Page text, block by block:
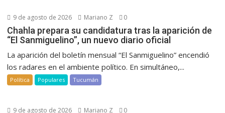
9 de agosto de 2026 Mariano Z 0
Chahla prepara su candidatura tras la aparición de
“El Sanmiguelino”, un nuevo diario oficial
La aparición del boletín mensual “El Sanmiguelino” encendió
los radares en el ambiente político. En simultáneo,...
Política Populares Tucumán
9 de agosto de 2026 Mariano Z 0